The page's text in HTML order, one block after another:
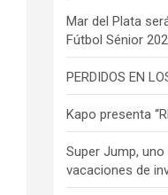
Mar del Plata
Fútbol Sénior
PERDIDOS EN
Kapo presenta
Super Jump,
vacaciones de